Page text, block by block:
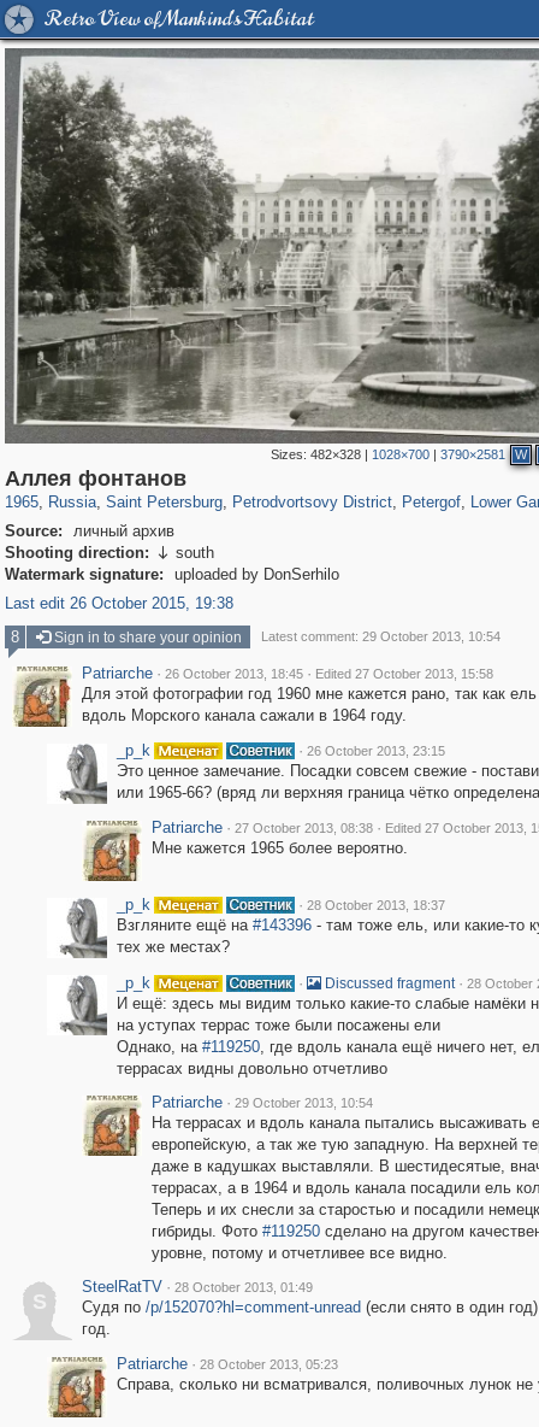
Retro View of Mankind's Habitat
Sizes: 482×328| 1028×700| 3790×2581 W
Аллея фонтанов
1965, Russia
1,407,206 29,248
, Saint Petersburg
197,232 5,714
, Petrodvortsovy District, Petergof, Lower
121
Source:
личный архив
Shooting direction:  south
Watermark signature:
uploaded by DonSerhilo
Last edit 26 October 2015, 19:38
8
Sign in to share your opinion Latest comment: 29 October 2013, 10:54
Patriarche · 26 October 2013, 18:45 · Edited 27 October 2013, 15:58
Для этой фотографии год 1960 мне кажется рано, так как
вдоль Морского канала сажали в 1964 году.
_p_k
· 26 October 2013, 23:15
Это ценное замечание. Посадки совсем свежие -
или 1965-66? (вряд ли верхняя граница чётко
Patriarche · 27 October 2013, 08:38 · Edited 27 October 2013,
Мне кажется 1965 более вероятно.
_p_k · 28 October 2013, 18:37
Взгляните ещё на #143396- там тоже ель, или какие-то
тех же местах?
_p_k
· Discussed fragment · 28 October
И ещё: здесь мы видим только какие-то слабые намёки
на уступах террас тоже были посажены ели
Однако, на #119250, где вдоль канала ещё ничего нет,
террасах видны довольно отчетливо
Patriarche · 29 October 2013, 10:54
На террасах и вдоль канала пытались высаживать
европейскую, а так же тую западную. На верхней
даже в кадушках выставляли. В шестидесятые,
террасах, а в 1964 и вдоль канала посадили ель
Теперь и их снесли за старостью и посадили
гибриды. Фото #119250сделано на другом
уровне, потому и отчетливее все видно.
S
SteelRatTV · 28 October 2013, 01:49
Судя по /p/152070?hl=comment-unread (если снято в один
год.
Patriarche · 28 October 2013, 05:23
Справа, сколько ни всматривался, поливочных лунок не